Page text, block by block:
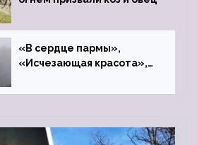
«В сердце пармы»,
«Исчезающая красота»,